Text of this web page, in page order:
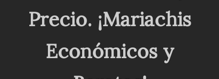
Precio. ¡Mariachis
Económicos y